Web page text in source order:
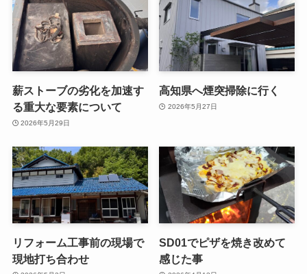
薪ストーブの劣化を加速す
る重大な要素について
2026年5月29日
高知県へ煙突掃除に行く
2026年5月27日
リフォーム工事前の現場で
現地打ち合わせ
SD01でピザを焼き改めて
感じた事